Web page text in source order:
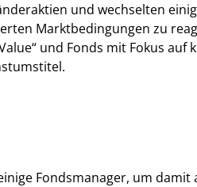
und wechselten
Marktbedingungen zu
und Fonds mit Fokus auf
Fondsmanager, um damit